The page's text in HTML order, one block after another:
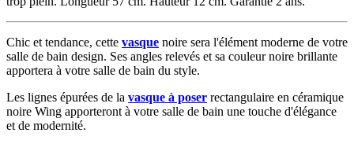
Chic et tendance, cette vasque noire sera l'élément moderne de votre
salle de bain design. Ses angles relevés et sa couleur noire brillante
apportera à votre salle de bain du style.
Les lignes épurées de la vasque à poser rectangulaire en céramique
noire Wing apporteront à votre salle de bain une touche d'élégance
et de modernité.